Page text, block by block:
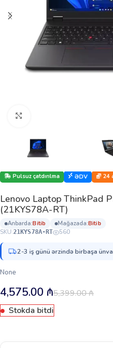
Pulsuz çatdırılma ƏDV 24
Lenovo Laptop ThinkPad
(21KYS78A-RT)
anbarda: bi̇ti̇b mağazada: bi̇ti̇b
SKU:21KYS78A-RT 560
2-3 iş günü ərzində birbaşa
None
5,399.00₼
4,575.00 ₼
Stokda bitdi